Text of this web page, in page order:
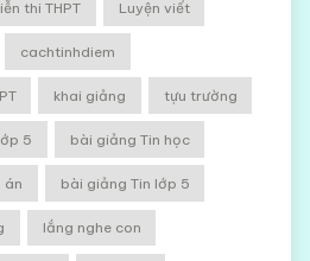
thi THPT Luyện viết
cachtinhdiem
khai giảng tựu trường
5 bài giảng Tin học
án bài giảng Tin lớp 5
lắng nghe con